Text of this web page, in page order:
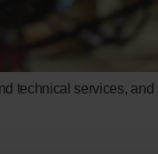
technical services,